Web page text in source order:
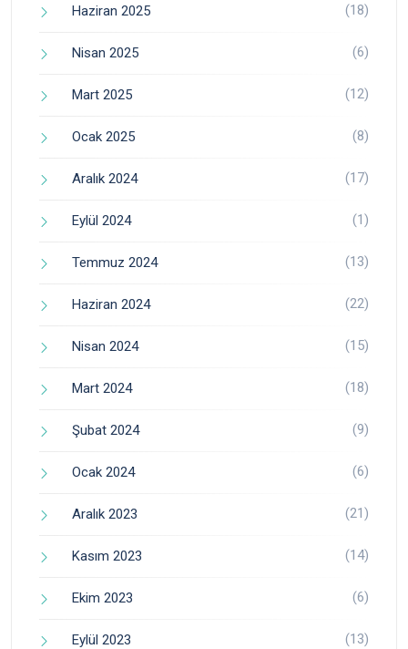
Haziran 2025 (18)
Nisan 2025 (6)
Mart 2025 (12)
Ocak 2025 (8)
Aralık 2024 (17)
Eylül 2024 (1)
Temmuz 2024 (13)
Haziran 2024 (22)
Nisan 2024 (15)
Mart 2024 (18)
Şubat 2024 (9)
Ocak 2024 (6)
Aralık 2023 (21)
Kasım 2023 (14)
Ekim 2023 (6)
Eylül 2023 (13)